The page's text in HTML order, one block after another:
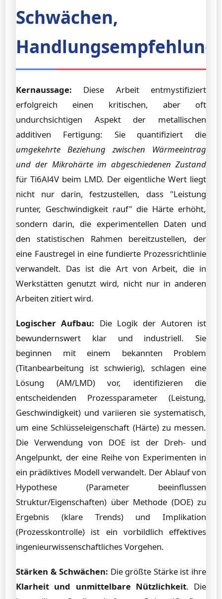
Schwächen,
Kernaussage: Diese Arbeit entmystifiziert
erfolgreich einen kritischen, aber oft
undurchsichtigen Aspekt der metallischen
additiven Fertigung: Sie quantifiziert die
umgekehrte Beziehung zwischen Wärmeeintrag
und der Mikrohärte im abgeschiedenen Zustand
für Ti6Al4V beim LMD. Der eigentliche Wert liegt
nicht nur darin, festzustellen, dass "Leistung
runter, Geschwindigkeit rauf" die Härte erhöht,
sondern darin, die experimentellen Daten und
den statistischen Rahmen bereitzustellen, der
eine Faustregel in eine fundierte Prozessrichtlinie
verwandelt. Das ist die Art von Arbeit, die in
Werkstätten genutzt wird, nicht nur in anderen
Arbeiten zitiert wird.
Logischer Aufbau: Die Logik der Autoren ist
bewundernswert klar und industriell. Sie
beginnen mit einem bekannten Problem
(Titanbearbeitung ist schwierig), schlagen eine
Lösung (AM/LMD) vor, identifizieren die
entscheidenden Prozessparameter (Leistung,
Geschwindigkeit) und variieren sie systematisch,
um eine Schlüsseleigenschaft (Härte) zu messen.
Die Verwendung von DOE ist der Dreh- und
Angelpunkt, der eine Reihe von Experimenten in
ein prädiktives Modell verwandelt. Der Ablauf von
Hypothese (Parameter beeinflussen
Struktur/Eigenschaften) über Methode (DOE) zu
Ergebnis (klare Trends) und Implikation
(Prozesskontrolle) ist ein vorbildlich effektives
ingenieurwissenschaftliches Vorgehen.
Stärken & Schwächen: Die größte Stärke ist ihre
Klarheit und unmittelbare Nützlichkeit. Die